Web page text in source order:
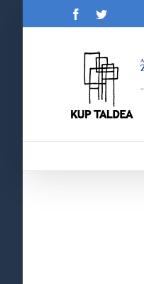
FacebookTwitter